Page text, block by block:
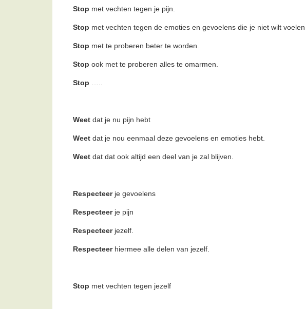
Stop met vechten tegen je pijn.
Stop met vechten tegen de emoties en gevoelens die je niet wilt voelen.
Stop met te proberen beter te worden.
Stop ook met te proberen alles te omarmen.
Stop
Weet dat je nu pijn hebt
Weet dat je nou eenmaal deze gevoelens en emoties hebt.
Weet dat dat ook altijd een deel van je zal blijven.
Respecteerje gevoelens
Respecteerje pijn
Respecteerjezelf.
Respecteerhiermee alle delen van jezelf.
Stop met vechten tegen jezelf